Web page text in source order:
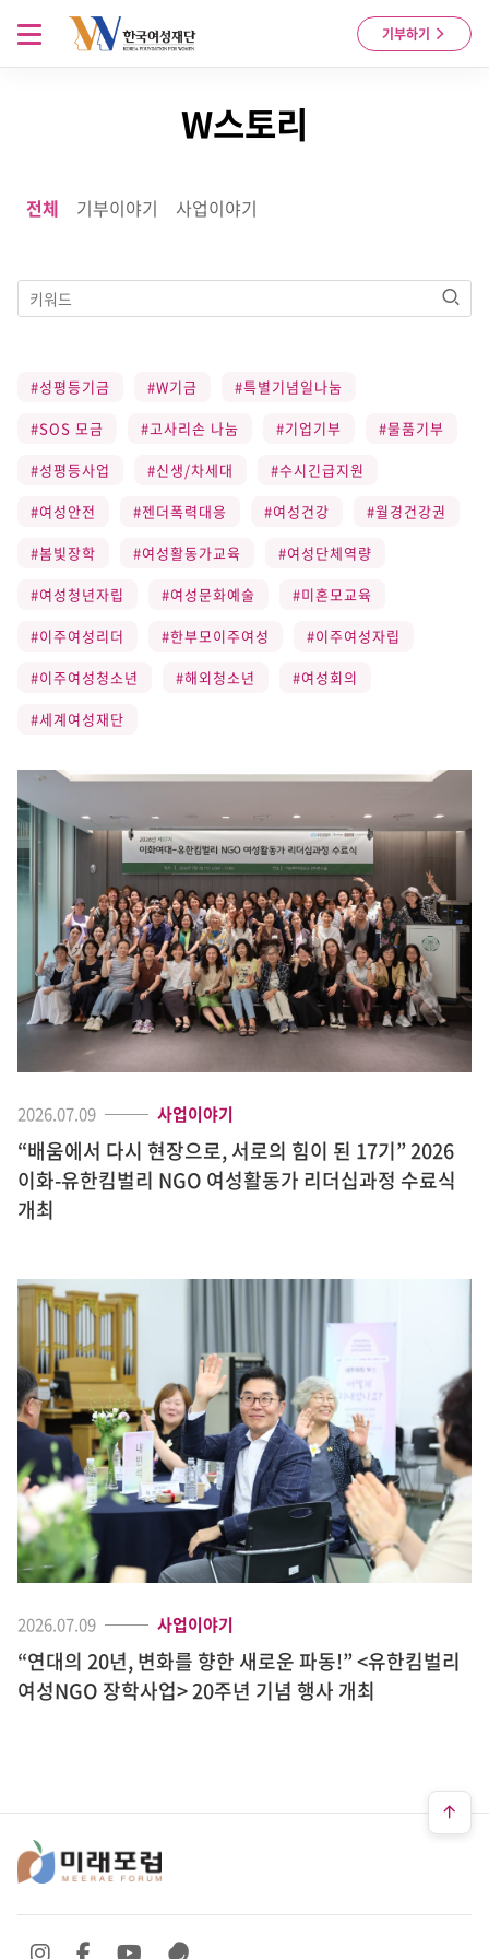
Skip to content
기부하기
메뉴 열기
W스토리
전체 기부이야기 사업이야기
검색
#성평등기금 #W기금
#특별기념일나눔
#SOS 모금
#고사리손 나눔 #기업기부
#물품기부
#성평등사업
#신생/차세대
#수시긴급지원
#여성안전
#젠더폭력대응 #여성건강
#월경건강권
#봄빛장학
#여성활동가교육
#여성단체역량
#여성청년자립
#여성문화예술
#미혼모교육
#이주여성리더
#한부모이주여성
#이주여성자립
#이주여성청소년
#해외청소년
#여성회의
#세계여성재단
2026.07.09 사업이야기
“배움에서 다시 현장으로, 서로의 힘이 된 17기” 2026
이화-유한킴벌리 NGO 여성활동가 리더십과정 수료식
개최
2026.07.09 사업이야기
“연대의 20년, 변화를 향한 새로운 파동!” <유한킴벌리
여성NGO 장학사업> 20주년 기념 행사 개최
SNS 바로가기
SNS 바로가기SNS 바로가기